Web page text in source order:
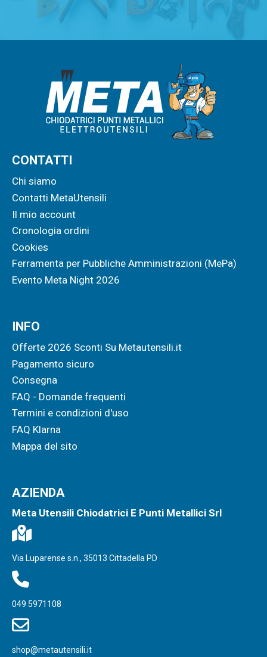
CONTATTI
Chi siamo
Contatti MetaUtensili
Il mio account
Cronologia ordini
Cookies
Ferramenta per Pubbliche Amministrazioni (MePa)
Evento Meta Night 2026
INFO
Offerte 2026 Sconti Su Metautensili.it
Pagamento sicuro
Consegna
FAQ - Domande frequenti
Termini e condizioni d'uso
FAQ Klarna
Mappa del sito
AZIENDA
Meta Utensili Chiodatrici E Punti Metallici Srl
Via Luparense s.n., 35013 Cittadella PD
049 5971108
shop@metautensili.it